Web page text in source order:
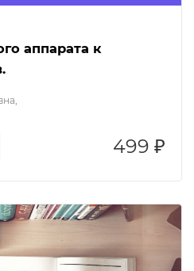
аппарата к
499 ₽